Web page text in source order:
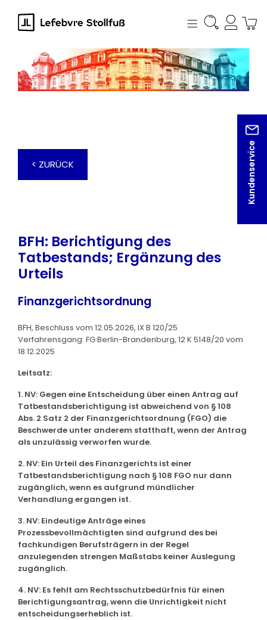
springen
Kundenservice
< ZURÜCK
BFH: Berichtigung des
Tatbestands; Ergänzung des
Urteils
Finanzgerichtsordnung
BFH, Beschluss vom 12.05.2026, IX B 120/25
Verfahrensgang: FG Berlin-Brandenburg, 12 K 5148/20 vom
18.12.2025
Leitsatz:
1. NV: Gegen eine Entscheidung über einen Antrag auf
Tatbestandsberichtigung ist abweichend von § 108
Abs. 2 Satz 2 der Finanzgerichtsordnung (FGO) die
Beschwerde unter anderem statthaft, wenn der Antrag
als unzulässig verworfen wurde.
2. NV: Ein Urteil des Finanzgerichts ist einer
Tatbestandsberichtigung nach § 108 FGO nur dann
zugänglich, wenn es aufgrund mündlicher
Verhandlung ergangen ist.
3. NV: Eindeutige Anträge eines
Prozessbevollmächtigten sind aufgrund des bei
fachkundigen Berufsträgern in der Regel
anzulegenden strengen Maßstabs keiner Auslegung
zugänglich.
4. NV: Es fehlt am Rechtsschutzbedürfnis für einen
Berichtigungsantrag, wenn die Unrichtigkeit nicht
entscheidungserheblich ist.